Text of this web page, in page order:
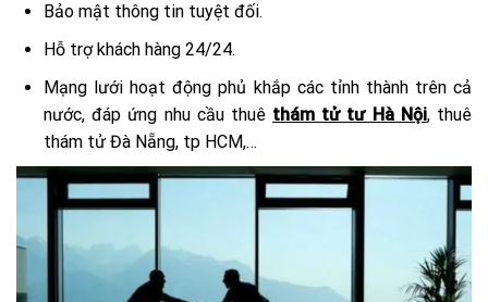
Bảo mật thông tin tuyệt đối.
Hỗ trợ khách hàng 24/24.
Mạng lưới hoạt động phủ khắp các tỉnh thành trên cả
nước, đáp ứng nhu cầu thuê thám tử tư Hà Nội, thuê
thám tử Đà Nẵng, tp HCM,…